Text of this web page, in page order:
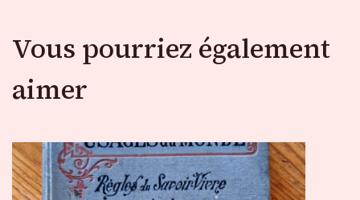
Vous pourriez également
aimer